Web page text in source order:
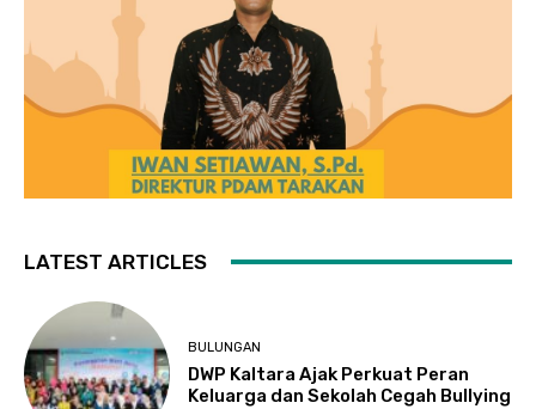
LATEST ARTICLES
BULUNGAN
DWP Kaltara Ajak Perkuat Peran
Keluarga dan Sekolah Cegah Bullying